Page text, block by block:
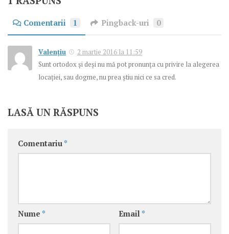
Comentarii 1 Pingback-uri 0
Valențiu
2 martie 2016 la 11:59
Sunt ortodox și deși nu mă pot pronunța cu privire la alegerea
locației, sau dogme, nu prea știu nici ce sa cred.
LASĂ UN RĂSPUNS
Comentariu *
Nume * Email *